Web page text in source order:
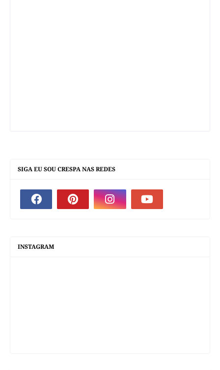
SIGA EU SOU CRESPA NAS REDES
INSTAGRAM